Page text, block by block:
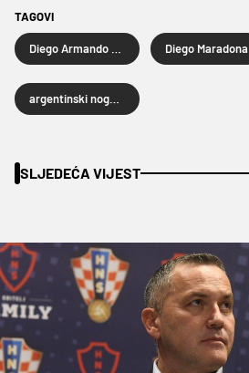
TAGOVI
Diego Maradona
SLJEDEĆA VIJEST